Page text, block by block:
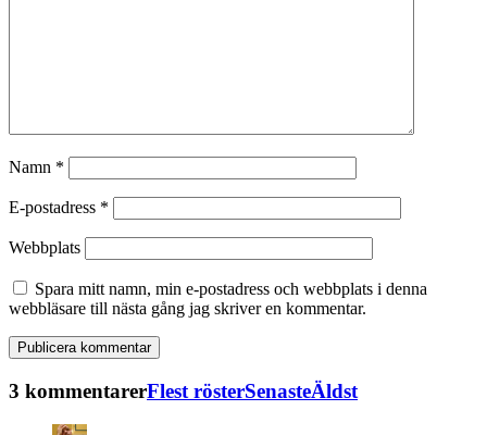
Namn *
E-postadress *
Webbplats
Spara mitt namn, min e-postadress och webbplats i denna
webbläsare till nästa gång jag skriver en kommentar.
3 kommentarerFlest rösterSenasteÄldst